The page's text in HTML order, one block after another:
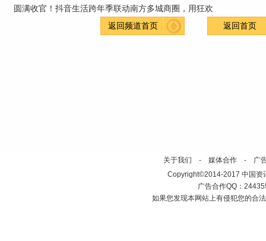
圆满收官！抖音生活跨年季联动南方多城商圈，用狂欢
返回频道首页
返回首页
关于我们 - 媒体合作 - 广
Copyright©2014-2017 中国资
广告合作QQ：
如果您发现本网站上有侵犯您的合